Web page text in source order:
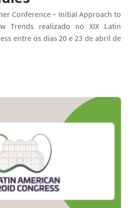
Conference – Initial Approach to
Trends realizado no XIX Latin
entre os dias 20 e 23 de abril de